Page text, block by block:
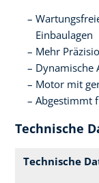
Einbaulagen
Mehr
Dynamische
Motor mit
Abgestimmt
Technische
Technische